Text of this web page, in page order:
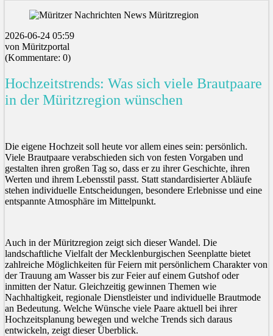
2026-06-24 05:59
von Müritzportal
(Kommentare: 0)
Hochzeitstrends: Was sich viele Brautpaare
in der Müritzregion wünschen
Die eigene Hochzeit soll heute vor allem eines sein: persönlich.
Viele Brautpaare verabschieden sich von festen Vorgaben und
gestalten ihren großen Tag so, dass er zu ihrer Geschichte, ihren
Werten und ihrem Lebensstil passt. Statt standardisierter Abläufe
stehen individuelle Entscheidungen, besondere Erlebnisse und eine
entspannte Atmosphäre im Mittelpunkt.
Auch in der Müritzregion zeigt sich dieser Wandel. Die
landschaftliche Vielfalt der Mecklenburgischen Seenplatte bietet
zahlreiche Möglichkeiten für Feiern mit persönlichem Charakter von
der Trauung am Wasser bis zur Feier auf einem Gutshof oder
inmitten der Natur. Gleichzeitig gewinnen Themen wie
Nachhaltigkeit, regionale Dienstleister und individuelle Brautmode
an Bedeutung. Welche Wünsche viele Paare aktuell bei ihrer
Hochzeitsplanung bewegen und welche Trends sich daraus
entwickeln, zeigt dieser Überblick.